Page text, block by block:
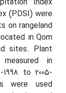
(PDSI) were
on rangeland
in Qom
sites. Plant
in
to 2005-
were used